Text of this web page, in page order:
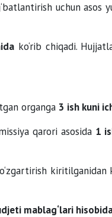
uchun asos
ko‘rib chiqadi.
organga 3 ish kuni
qarori asosida 1
kiritilganidan
mablag‘lari